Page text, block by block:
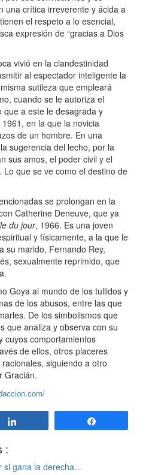
una crítica irreverente y ácida a
el respeto a lo esencial,
expresión de “gracias a Dios
vivió en la clandestinidad
al espectador inteligente la
sutileza que empleará
cuando se le autoriza el
que a este le desagrada y
1961, en la que la novicia
de un hombre. En una
sugerencia del lecho, por la
sus amos, el poder civil y el
Lo que se ve como el destino de
se prolongan en la
Catherine Deneuve, que ya
du jour, 1966. Es una joven
y físicamente, a la que le
su marido, Fernando Rey,
sexualmente reprimido, que
Goya al mundo de los tullidos y
de los abusos, entre las que
De los simbolismos que
que analiza y observa con su
cuyos comportamientos
de ellos, otros placeres
siguiendo a otro
Gracián.
:
si gana la derecha…